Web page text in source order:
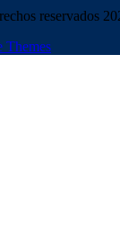
reservados
Themes